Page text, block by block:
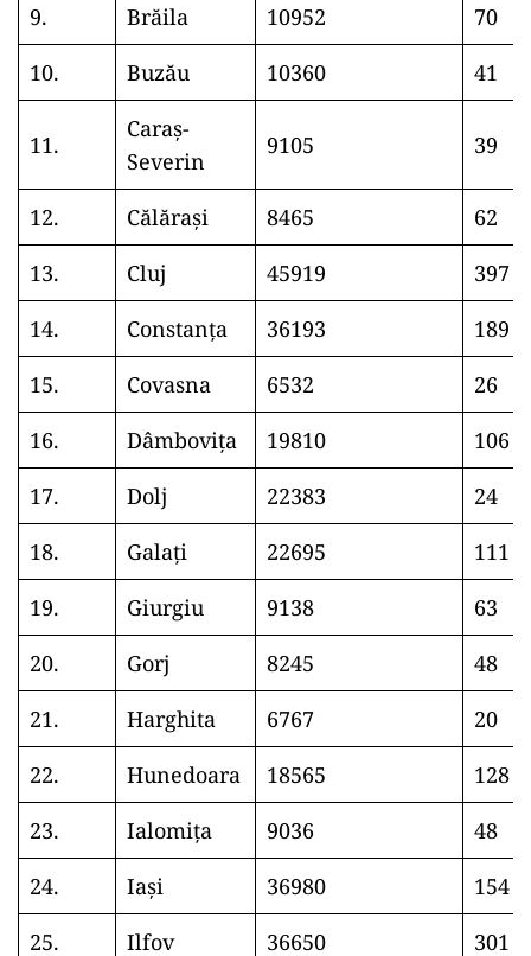
9.
Brăila 10952
70
10.
Buzău 10360 41
11.
Caraș-
Severin
9105 39
12. Călărași 8465
62
13.
Cluj 45919
397
14.
Constanța 36193
189
15.
Covasna 6532
26
16.
Dâmbovița 19810
106
17.
Dolj 22383
24
18.
Galați 22695
111
19.
Giurgiu 9138
63
20.
Gorj 8245
48
21.
Harghita 6767
20
22.
Hunedoara 18565
128
23.
Ialomița 9036
48
24.
Iași 36980
154
25.
Ilfov 36650 301